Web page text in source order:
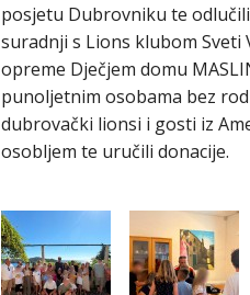
posjetu Dubrovniku te
suradnji s Lions klubom
opreme Dječjem domu
punoljetnim osobama bez
dubrovački lionsi i gosti iz
osobljem te uručili donacije.